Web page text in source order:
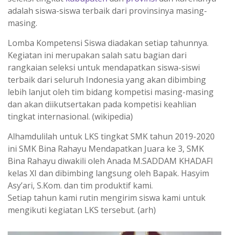
adalah siswa-siswa terbaik dari provinsinya masing-
masing.
Lomba Kompetensi Siswa diadakan setiap tahunnya.
Kegiatan ini merupakan salah satu bagian dari
rangkaian seleksi untuk mendapatkan siswa-siswi
terbaik dari seluruh Indonesia yang akan dibimbing
lebih lanjut oleh tim bidang kompetisi masing-masing
dan akan diikutsertakan pada kompetisi keahlian
tingkat internasional. (wikipedia)
Alhamdulilah untuk LKS tingkat SMK tahun 2019-2020
ini SMK Bina Rahayu Mendapatkan Juara ke 3, SMK
Bina Rahayu diwakili oleh Anada M.SADDAM KHADAFI
kelas XI dan dibimbing langsung oleh Bapak. Hasyim
Asy’ari, S.Kom. dan tim produktif kami.
Setiap tahun kami rutin mengirim siswa kami untuk
mengikuti kegiatan LKS tersebut. (arh)